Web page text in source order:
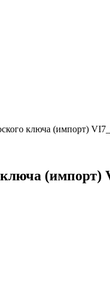
ключа (импорт)
ключа (импорт)